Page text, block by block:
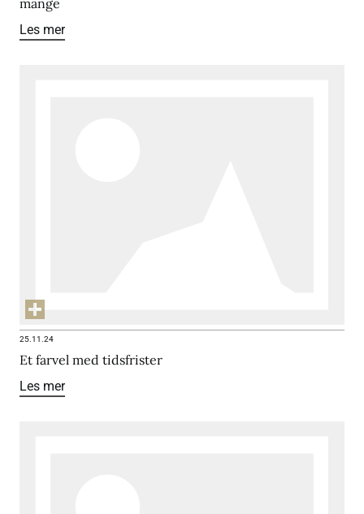
mange
Les mer
25.11.24
Et farvel med tidsfrister
Les mer